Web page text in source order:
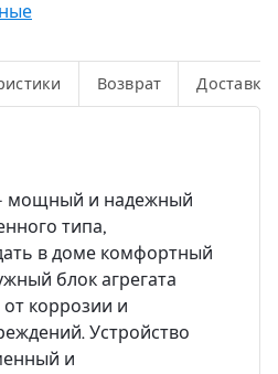
Возврат Доставка
мощный и надежный
типа,
в доме комфортный
блок агрегата
коррозии и
Устройство
и